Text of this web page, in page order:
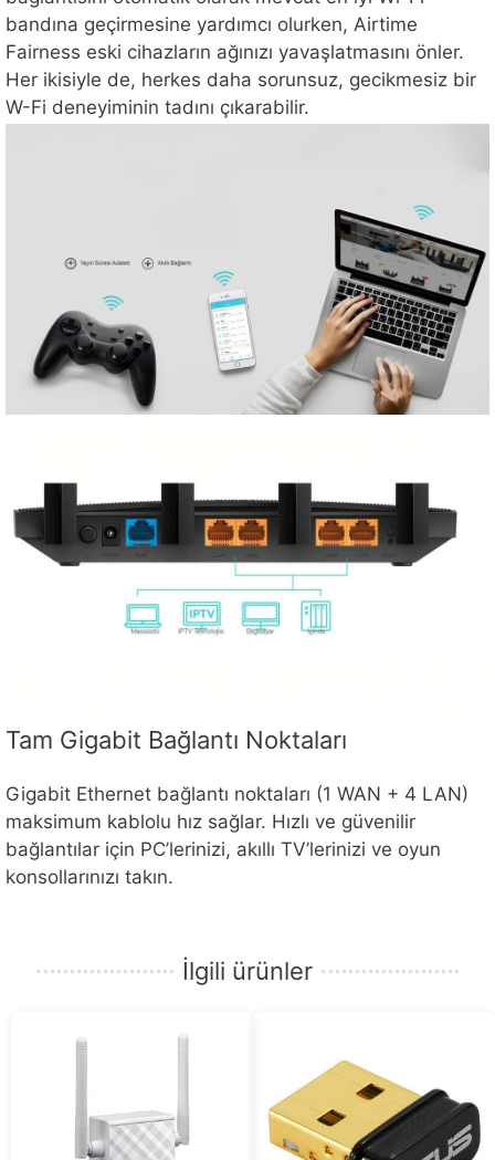
bandına geçirmesine yardımcı olurken, Airtime
Fairness eski cihazların ağınızı yavaşlatmasını önler.
Her ikisiyle de, herkes daha sorunsuz, gecikmesiz bir
W-Fi deneyiminin tadını çıkarabilir.
Tam Gigabit Bağlantı Noktaları
Gigabit Ethernet bağlantı noktaları (1 WAN + 4 LAN)
maksimum kablolu hız sağlar. Hızlı ve güvenilir
bağlantılar için PC’lerinizi, akıllı TV’lerinizi ve oyun
konsollarınızı takın.
İlgili ürünler